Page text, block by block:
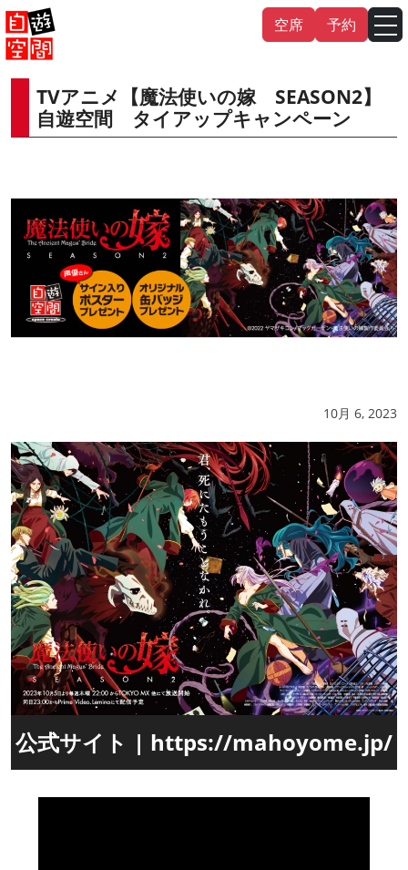
Skip
to
content
空席 予約
TVアニメ【魔法使いの嫁 SEASON2】
自遊空間 タイアップキャンペーン
10月 6, 2023
公式サイト | https://mahoyome.jp/
English 中文（繁體） 中文（简体 ）
日本語